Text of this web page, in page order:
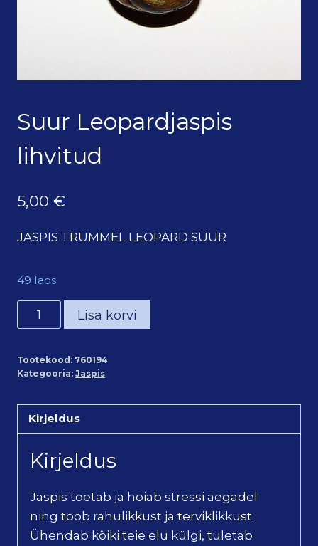
Suur Leopardjaspis
lihvitud
5,00 €
JASPIS TRUMMEL LEOPARD SUUR
49 laos
Suur
Leopardjaspis
kogus
Lisa korvi
Tootekood: 760194
Kategooria: Jaspis
Kirjeldus
Kirjeldus
Jaspis toetab ja hoiab stressi aegadel
ning toob rahulikkust ja terviklikkust.
Ühendab kõiki teie elu külgi, tuletab